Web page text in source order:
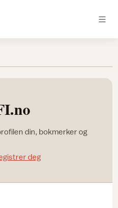
din, bokmerker og
deg